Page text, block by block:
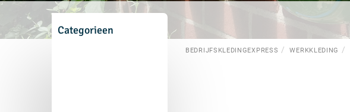
BEDRIJFSKLEDINGEXPRESS WERKKLEDING
Categorieen